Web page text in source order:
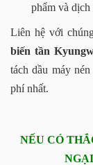
phẩm và dịch
Liên hệ với
biến tần
tách dầu máy
phí nhất.
NẾU CÓ